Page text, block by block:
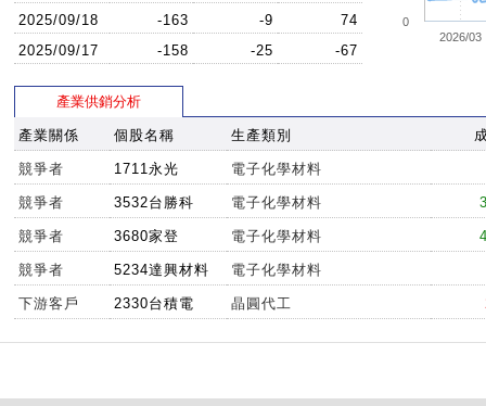
12:55:31
810
12:55:20
811
12:55:08
12:55:07
12:54:07
12:54:07
12:54:05
12:53:55
812
12:53:53
813 814
12:53:49
814 817
2025/09/18
-163 -9
74
2025/09/17
-158 -25 -67
2026/03
0
產業供銷分析
產業關係 個股名稱 生產類別
競爭者 1711永光 電子化學材料
競爭者 3532台勝科 電子化學材料
競爭者 3680家登 電子化學材料
競爭者 5234達興材料 電子化學材料
下游客戶 2330台積電 晶圓代工